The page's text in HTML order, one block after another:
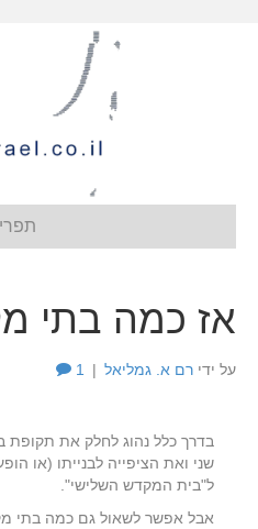
אז כמה בתי
על ידי רם א. גמליאל |
1
בדרך כלל נהוג לחלק את תקופת
שני ואת הציפייה לבנייתו (או
ל"בית המקדש השלישי".
אבל אפשר לשאול גם כמה בתי